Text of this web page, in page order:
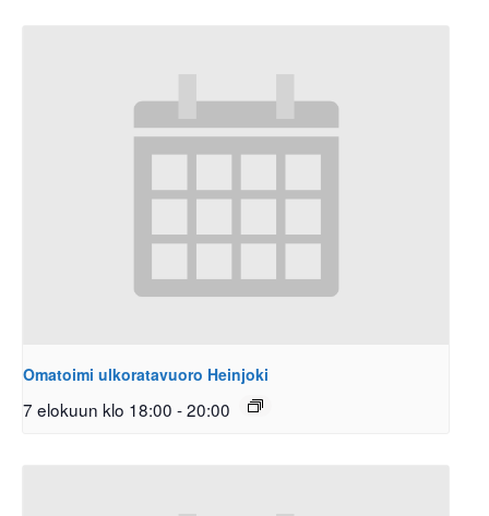
Omatoimi ulkoratavuoro Heinjoki
7 elokuun klo 18:00 -20:00